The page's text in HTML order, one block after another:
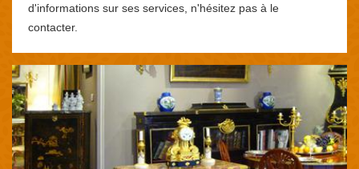
d'informations sur ses services, n'hésitez pas à le
contacter.